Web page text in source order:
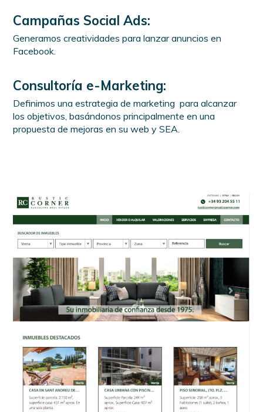
Campañas Social Ads:
Generamos creatividades para lanzar anuncios en
Facebook.
Consultoría e-Marketing:
Definimos una estrategia de marketing para alcanzar
los objetivos, basándonos principalmente en una
propuesta de mejoras en su web y SEA.